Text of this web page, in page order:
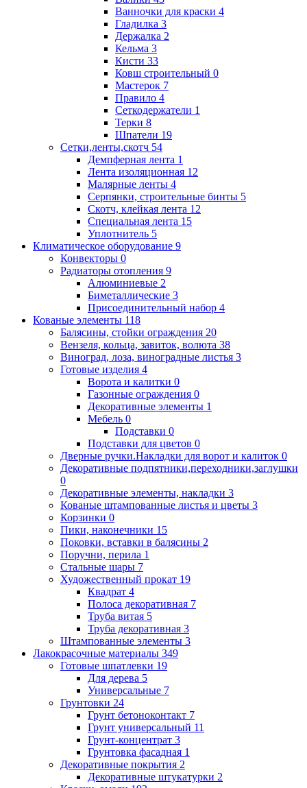
Ванночки для краски 4
Гладилка 3
Держалка 2
Кельма 3
Кисти 33
Ковш строительный 0
Мастерок 7
Правило 4
Сеткодержатели 1
Терки 8
Шпатели 19
Сетки,ленты,скотч 54
Демпферная лента 1
Лента изоляционная 12
Малярные ленты 4
Серпянки, строительные бинты 5
Скотч, клейкая лента 12
Специальная лента 15
Уплотнитель 5
Климатическое оборудование 9
Конвекторы 0
Радиаторы отопления 9
Алюминиевые 2
Биметаллические 3
Присоединительный набор 4
Кованые элементы 118
Балясины, стойки ограждения 20
Вензеля, кольца, завиток, волюта 38
Виноград, лоза, виноградные листья 3
Готовые изделия 4
Ворота и калитки 0
Газонные ограждения 0
Декоративные элементы 1
Мебель 0
Подставки 0
Подставки для цветов 0
Дверные ручки.Накладки для ворот и калиток 0
Декоративные подпятники,переходники,заглушки
0
Декоративные элементы, накладки 3
Кованые штампованные листья и цветы 3
Корзинки 0
Пики, наконечники 15
Поковки, вставки в балясины 2
Поручни, перила 1
Стальные шары 7
Художественный прокат 19
Квадрат 4
Полоса декоративная 7
Труба витая 5
Труба декоративная 3
Штампованные элементы 3
Лакокрасочные материалы 349
Готовые шпатлевки 19
Для дерева 5
Универсальные 7
Грунтовки 24
Грунт бетоноконтакт 7
Грунт универсальный 11
Грунт-концентрат 3
Грунтовка фасадная 1
Декоративные покрытия 2
Декоративные штукатурки 2